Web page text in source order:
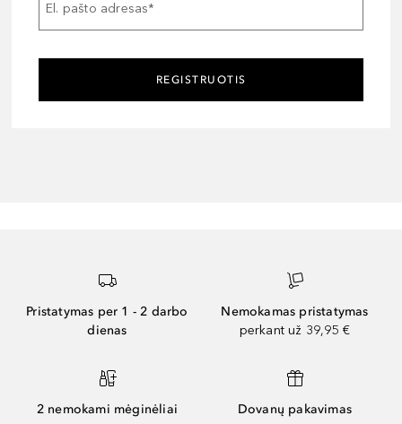
El. pašto adresas*
REGISTRUOTIS
Pristatymas per 1 - 2 darbo
dienas
Nemokamas pristatymas
perkant už 39,95 €
2 nemokami mėginėliai Dovanų pakavimas